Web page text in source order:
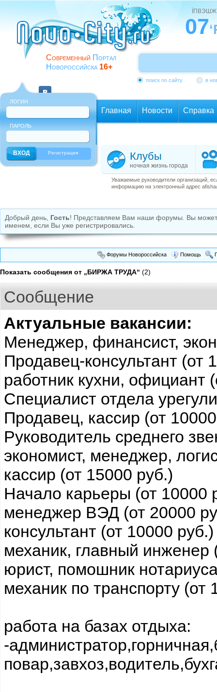
Современный Портал
Новороссийска 16+
07
поиск по сайту в
ЛОГИН
ПАРОЛЬ
Регистрация
Главная Новости Справка
Клубы
ночная жизнь города
Уважаемые руководители организаций,
информацию на электронный адрес
Добрый день, Гость! Представляем Вам наши форумы. Вы
именем, если Вы уже регистрировались.
Форумы Новороссийска Помощь
Показать сообщения от „БИРЖА ТРУДА“ (2)
Сообщение
Актуальные вакансии:
Менеджер, финансист,
Продавец-консультант (от
работник кухни, официант
Специалист отдела
Продавец, кассир (от
Руководитель среднего
экономист, менеджер,
кассир (от 15000 руб.)
Начало карьеры (от 10000
менеджер ВЭД (от 20000
консультант (от 10000 руб.)
механик, главный инженер
юрист, помошник
механик по транспорту (от
работа на базах отдыха:
-